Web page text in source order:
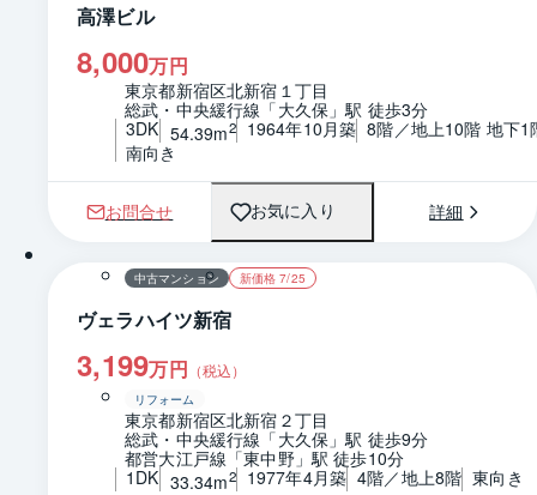
高澤ビル
8,000万円
東京都新宿区北新宿１丁目
総武・中央緩行線「大久保」駅 徒歩3分
3DK 54.39m2 1964年10月築 8階／地上10階 地下1
南向き
お問合せ お気に入り 詳細
1 / 0 間取り
中古マンション 新価格 7/25
ヴェラハイツ新宿
3,199万円 （税込）
リフォーム
東京都新宿区北新宿２丁目
総武・中央緩行線「大久保」駅 徒歩9分
都営大江戸線「東中野」駅 徒歩10分
1DK 33.34m2 1977年4月築 4階／地上8階 東向き